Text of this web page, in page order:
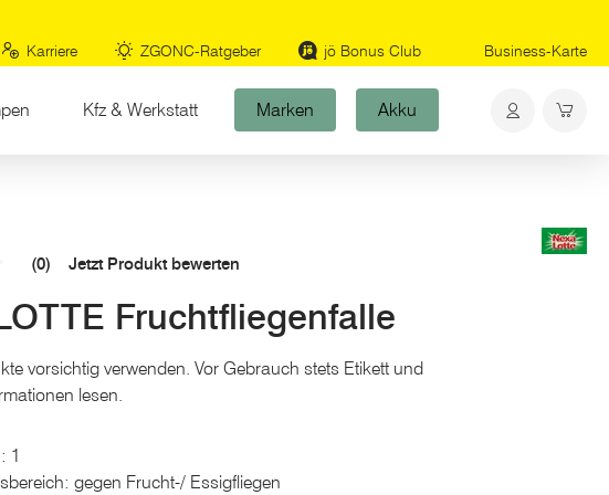
Karriere ZGONC-Ratgeber jö Bonus Club Business-Karte
Kfz & Werkstatt Marken Akku
(0) Jetzt Produkt bewerten
Fruchtfliegenfalle
vorsichtig verwenden. Vor Gebrauch stets Etikett und
lesen.
1
gegen Frucht-/ Essigfliegen